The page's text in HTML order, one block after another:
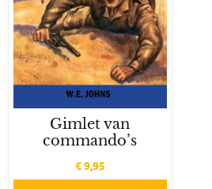
Gimlet van
commando’s
€9,95